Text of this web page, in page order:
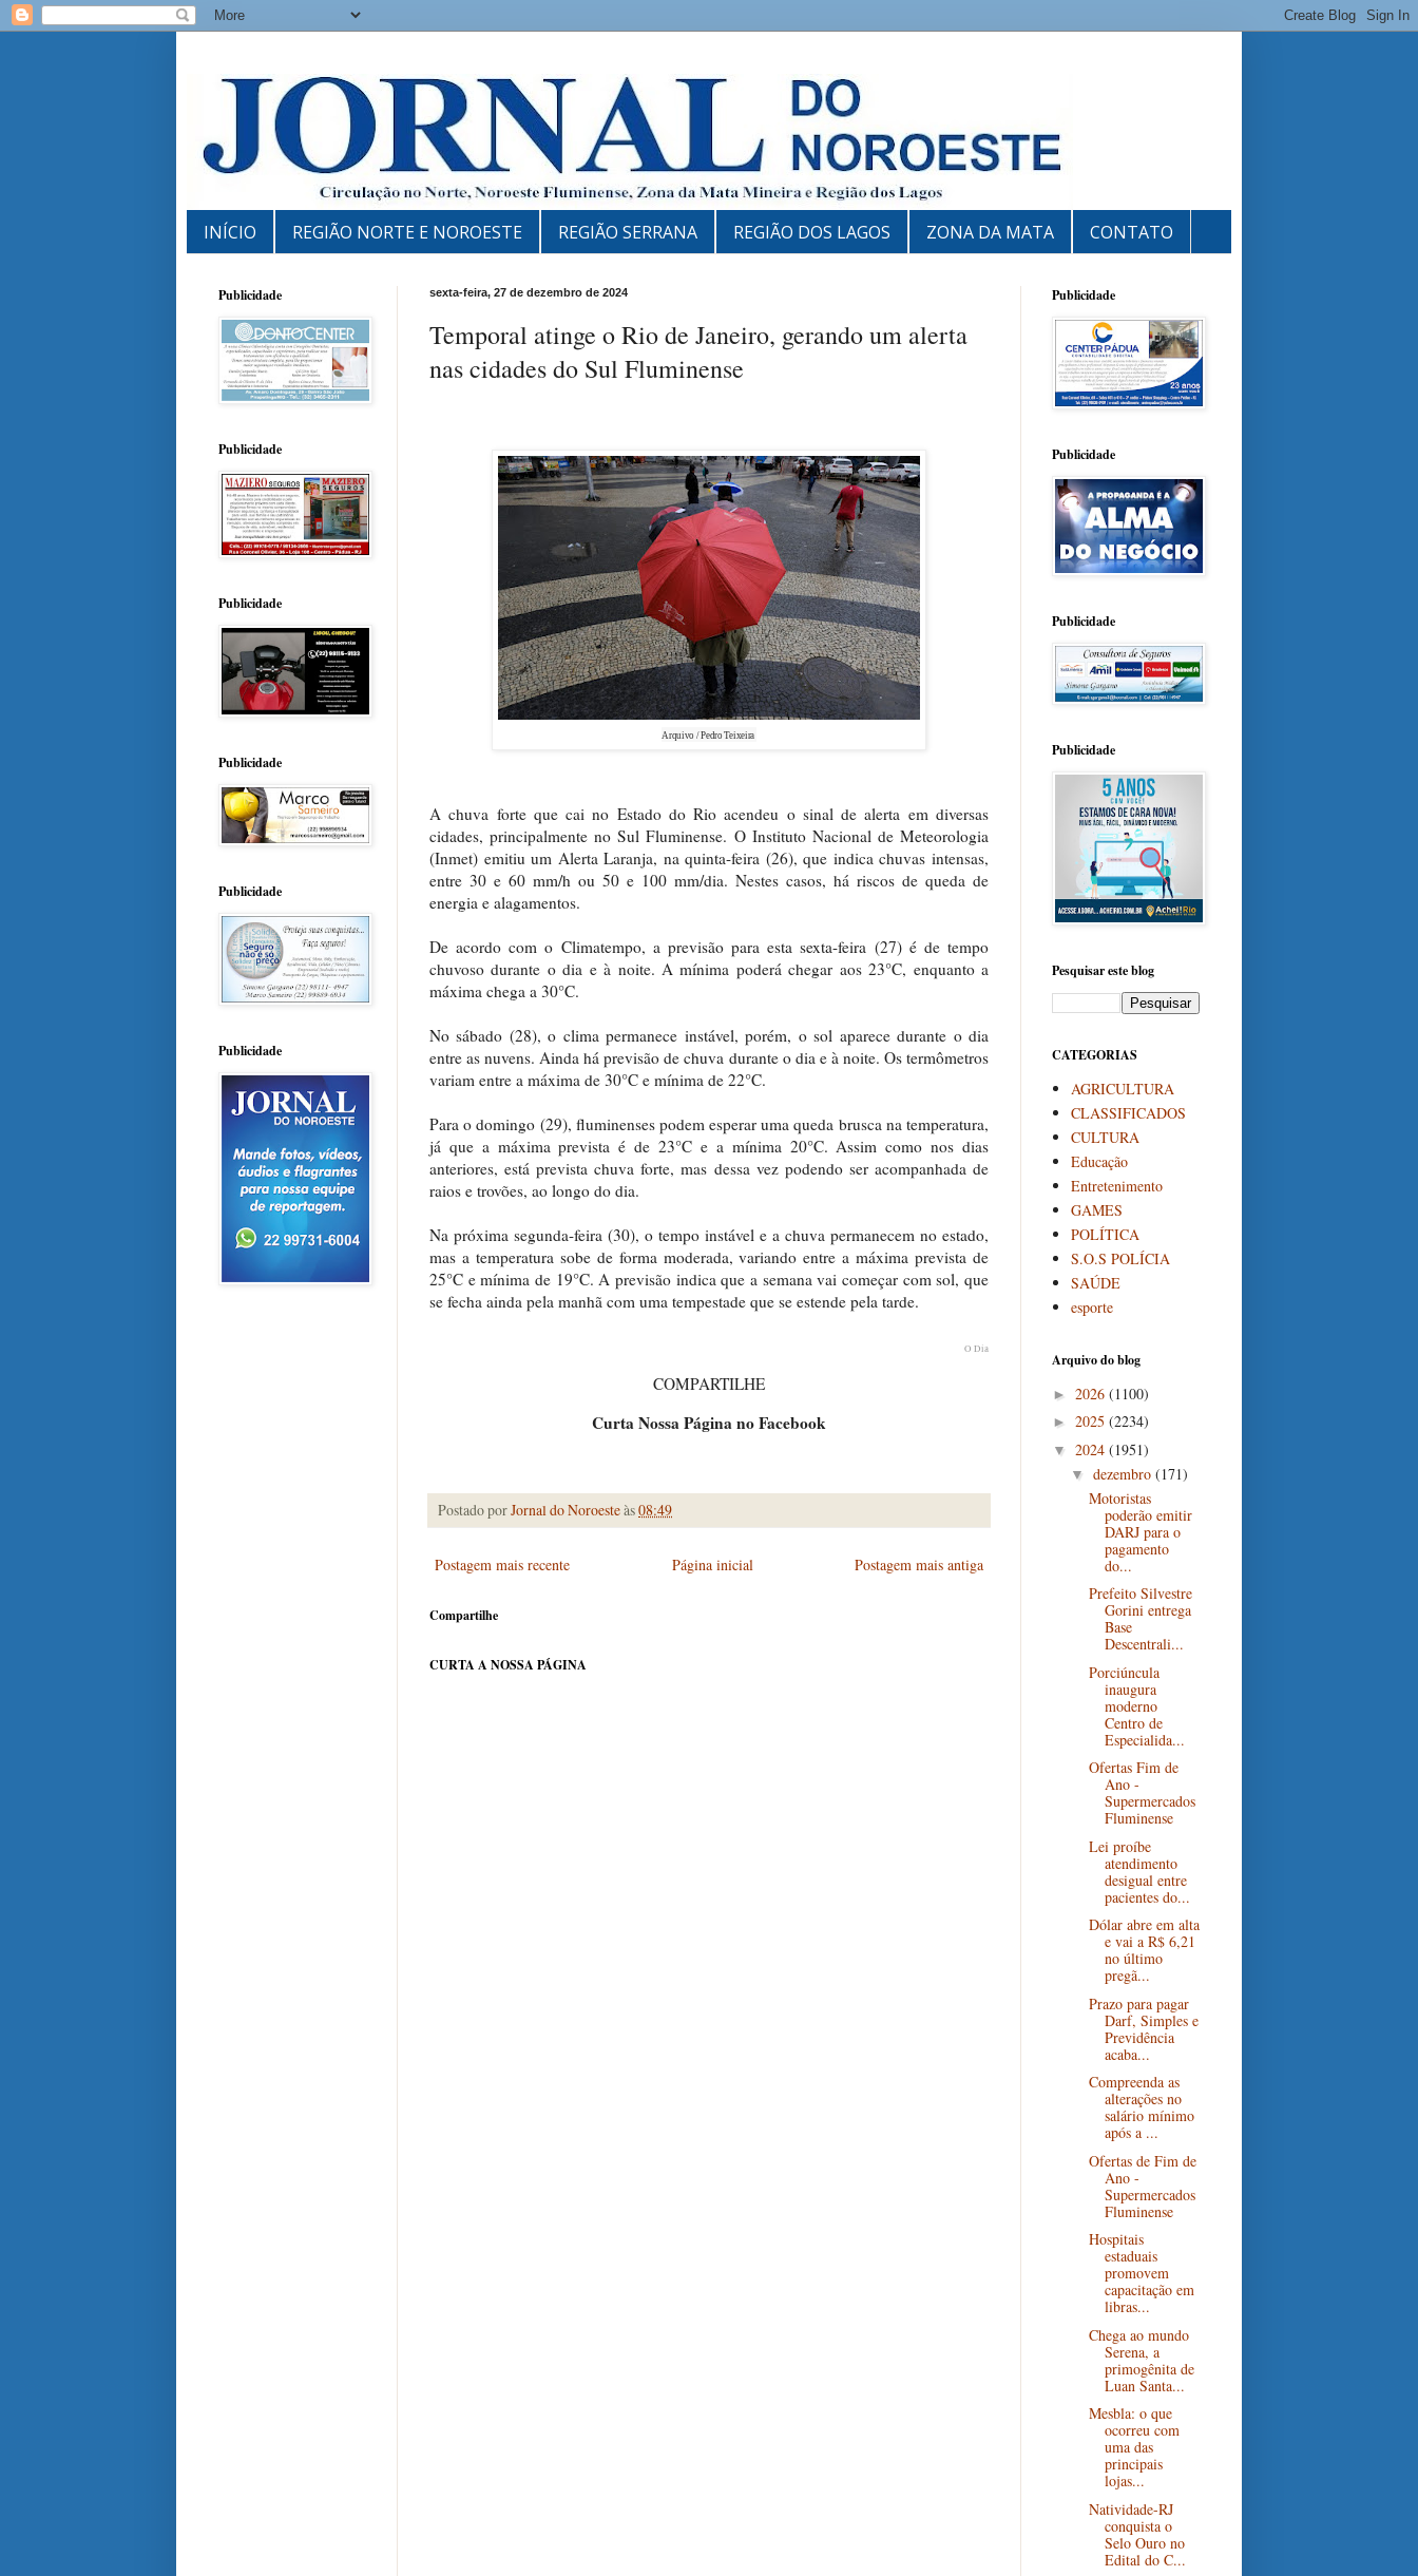
INÍCIO REGIÃO NORTE E NOROESTE REGIÃO SERRANA REGIÃO DOS LAGOS ZONA DA MATA CONTATO
sexta-feira, 27 de dezembro de 2024
Temporal atinge o Rio de Janeiro, gerando um alerta
nas cidades do Sul Fluminense
Arquivo / Pedro Teixeira
A chuva forte que cai no Estado do Rio acendeu o sinal de alerta em diversas
cidades, principalmente no Sul Fluminense. O Instituto Nacional de Meteorologia
(Inmet) emitiu um Alerta Laranja, na quinta-feira (26), que indica chuvas intensas,
entre 30 e 60 mm/h ou 50 e 100 mm/dia. Nestes casos, há riscos de queda de
energia e alagamentos.
De acordo com o Climatempo, a previsão para esta sexta-feira (27) é de tempo
chuvoso durante o dia e à noite. A mínima poderá chegar aos 23°C, enquanto a
máxima chega a 30°C.
No sábado (28), o clima permanece instável, porém, o sol aparece durante o dia
entre as nuvens. Ainda há previsão de chuva durante o dia e à noite. Os termômetros
variam entre a máxima de 30°C e mínima de 22°C.
Para o domingo (29), fluminenses podem esperar uma queda brusca na temperatura,
já que a máxima prevista é de 23°C e a mínima 20°C. Assim como nos dias
anteriores, está prevista chuva forte, mas dessa vez podendo ser acompanhada de
raios e trovões, ao longo do dia.
Na próxima segunda-feira (30), o tempo instável e a chuva permanecem no estado,
mas a temperatura sobe de forma moderada, variando entre a máxima prevista de
25°C e mínima de 19°C. A previsão indica que a semana vai começar com sol, que
se fecha ainda pela manhã com uma tempestade que se estende pela tarde.
O Dia
COMPARTILHE
Curta Nossa Página no Facebook
Postado porJornal do Noroesteàs08:49
Postagem mais recente Postagem mais antiga
Página inicial
Compartilhe
CURTA A NOSSA PÁGINA
Publicidade
Publicidade
Publicidade
Publicidade
Publicidade
Publicidade
Publicidade
Publicidade
Publicidade
Publicidade
Pesquisar este blog
CATEGORIAS
AGRICULTURA
CLASSIFICADOS
CULTURA
Educação
Entretenimento
GAMES
POLÍTICA
S.O.S POLÍCIA
SAÚDE
esporte
Arquivo do blog
► 2026 (1100)
► 2025 (2234)
▼ 2024 (1951)
▼ dezembro (171)
Motoristas
poderão emitir
DARJ para o
pagamento
do...
Prefeito Silvestre
Gorini entrega
Base
Descentrali...
Porciúncula
inaugura
moderno
Centro de
Especialida...
Ofertas Fim de
Ano -
Supermercados
Fluminense
Lei proíbe
atendimento
desigual entre
pacientes do...
Dólar abre em alta
e vai a R$ 6,21
no último
pregã...
Prazo para pagar
Darf, Simples e
Previdência
acaba...
Compreenda as
alterações no
salário mínimo
após a ...
Ofertas de Fim de
Ano -
Supermercados
Fluminense
Hospitais
estaduais
promovem
capacitação em
libras...
Chega ao mundo
Serena, a
primogênita de
Luan Santa...
Mesbla: o que
ocorreu com
uma das
principais
lojas...
Natividade-RJ
conquista o
Selo Ouro no
Edital do C...